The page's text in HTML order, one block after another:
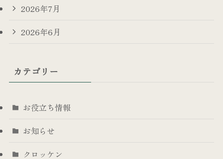
2026年7月
2026年6月
カテゴリー
お役立ち情報
お知らせ
クロッケン